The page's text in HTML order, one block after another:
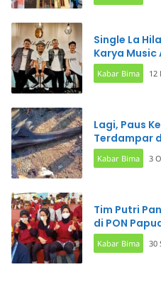
Single La
Karya Music
Kabar Bima 12
Lagi, Paus
Terdampar
Kabar Bima 3
Tim Putri
di PON
Kabar Bima 30